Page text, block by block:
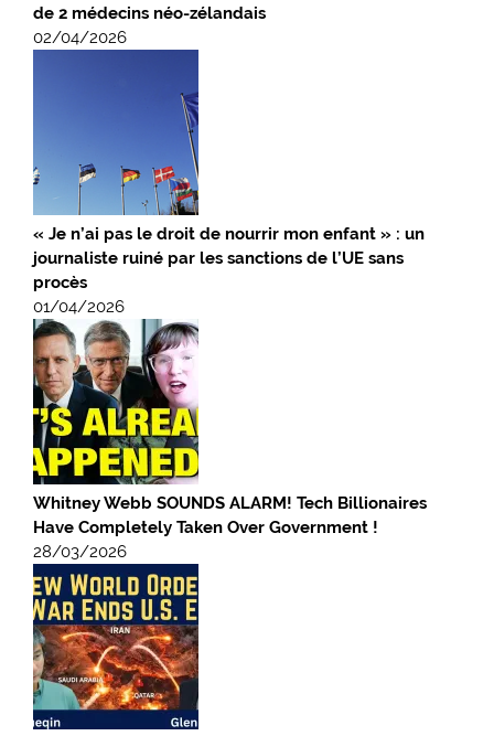
de 2 médecins néo-zélandais
02/04/2026
« Je n’ai pas le droit de nourrir mon enfant » : un
journaliste ruiné par les sanctions de l’UE sans
procès
01/04/2026
Whitney Webb SOUNDS ALARM! Tech Billionaires
Have Completely Taken Over Government !
28/03/2026